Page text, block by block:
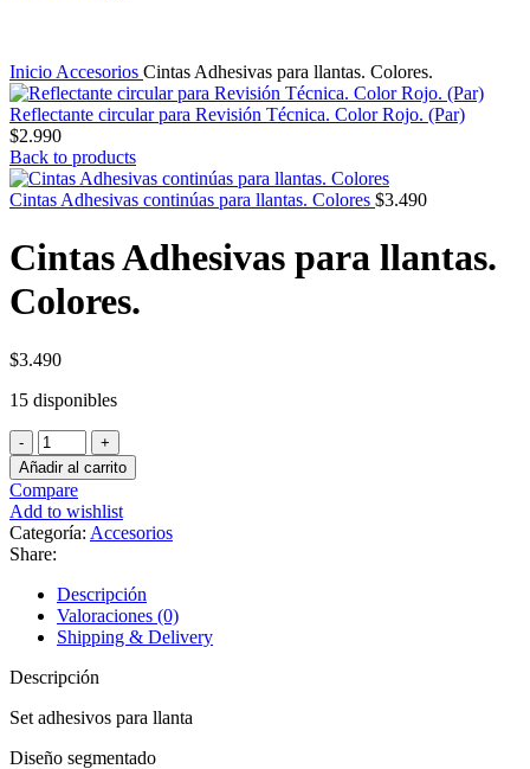
Inicio Accesorios Cintas Adhesivas para llantas. Colores.
Reflectante circular para Revisión Técnica. Color Rojo. (Par)
$2.990
Back to products
Cintas Adhesivas continúas para llantas. Colores $3.490
Cintas Adhesivas para llantas.
Colores.
$3.490
15 disponibles
Cintas
Adhesivas
para
llantas.
Colores.
cantidad
Añadir al carrito
Compare
Add to wishlist
Categoría: Accesorios
Share:
Descripción
Valoraciones (0)
Shipping & Delivery
Descripción
Set adhesivos para llanta
Diseño segmentado